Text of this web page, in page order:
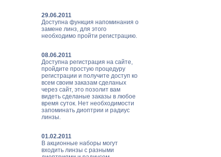
29.06.2011
Доступна функция напоминания о
замене линз, для этого
необходимо пройти регистрацию.
08.06.2011
Доступна регистрация на сайте,
пройдите простую процедуру
регистрации и получите доступ ко
всем своим заказам сделаных
через сайт, это позолит вам
видеть сделаные заказы в любое
время суток. Нет необходимости
запоминать диоптрии и радиус
линзы.
01.02.2011
В акционные наборы могут
входить линзы с разными